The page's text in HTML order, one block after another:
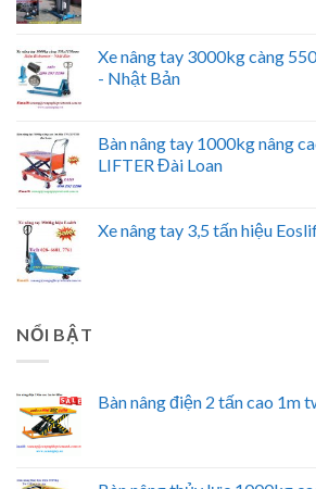
Xe nâng tay 3000kg càng
- Nhật Bản
Bàn nâng tay 1000kg nâng
LIFTER Đài Loan
Xe nâng tay 3,5 tấn hiệu
NỔI BẬT
Bàn nâng điện 2 tấn cao